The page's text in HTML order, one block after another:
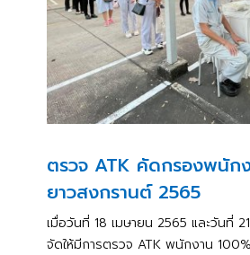
ตรวจ ATK คัดกรองพนัก
ยาวสงกรานต์ 2565
เมื่อวันที่ 18 เมษายน 2565 และวันที่
จัดให้มีการตรวจ ATK พนักงาน